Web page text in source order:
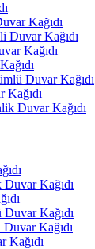
Kağıdı
Duvar Kağıdı
Kağıdı
Duvar Kağıdı
Kağıdı
Duvar Kağıdı
Kağıdı
Kağıdı
Kağıdı
Kağıdı